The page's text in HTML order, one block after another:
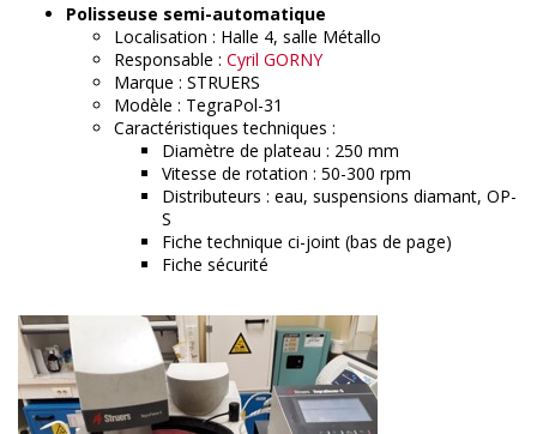
Polisseuse semi-automatique
Localisation : Halle 4, salle Métallo
Responsable : Cyril GORNY
Marque : STRUERS
Modèle : TegraPol-31
Caractéristiques techniques :
Diamètre de plateau : 250 mm
Vitesse de rotation : 50-300 rpm
Distributeurs : eau, suspensions diamant, OP-
S
Fiche technique ci-joint (bas de page)
Fiche sécurité